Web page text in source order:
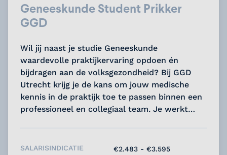
Geneeskunde Student Prikker
GGD
Wil jij naast je studie Geneeskunde
waardevolle praktijkervaring opdoen én
bijdragen aan de volksgezondheid? Bij GGD
Utrecht krijg je de kans om jouw medische
kennis in de praktijk toe te passen binnen een
professioneel en collegiaal team. Je werkt
opdracht....
SALARISINDICATIE
€2.483 - €3.595